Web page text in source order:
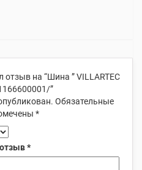
отзыв на “Шина ” VILLARTEC
”
Обязательные
*
*